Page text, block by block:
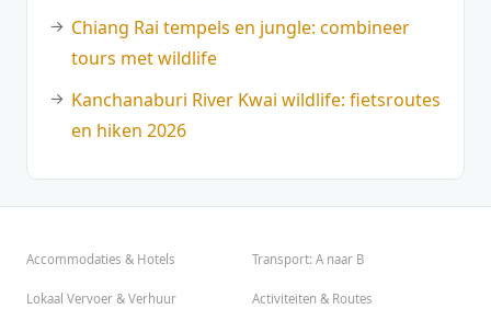
Chiang Rai tempels en jungle: combineer
tours met wildlife
Kanchanaburi River Kwai wildlife: fietsroutes
en hiken 2026
Accommodaties & Hotels Transport: A naar B
Lokaal Vervoer & Verhuur Activiteiten & Routes